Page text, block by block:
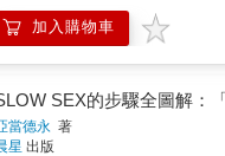
。 吞嚥能力在30歲達到巔峰，
力，預防失智、遠離肌少症。
有吞嚥困難，把食物都打成泥
已有咀嚼吞嚥困難的家人也能享
加入購物車
SEX的步驟全圖解：
當德永 著
星 出版